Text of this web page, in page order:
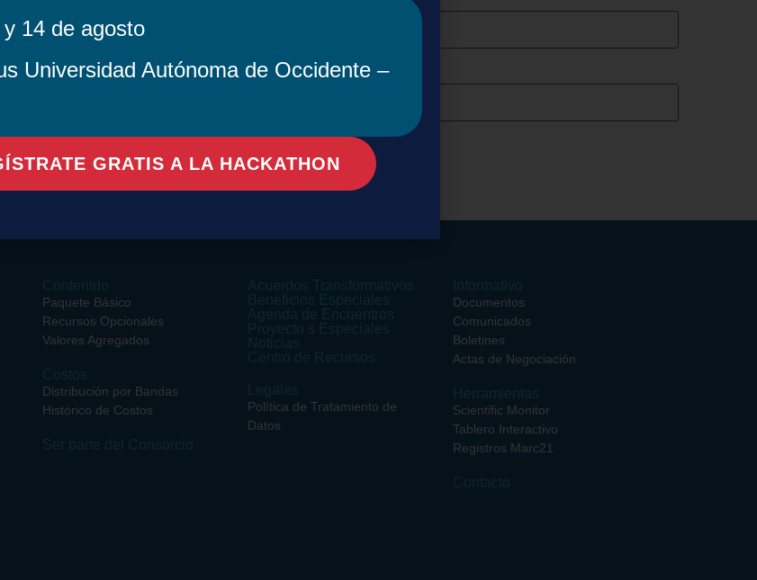
para la próxima vez que comente.
Paquete Básico
Recursos Opcionales
Valores Agregados
Distribución por Bandas
Histórico de Costos
Política de Tratamiento de
Datos
Documentos
Comunicados
Boletines
Actas de Negociación
Scientific Monitor
Tablero Interactivo
Registros Marc21
14 de agosto
Universidad Autónoma de Occidente –
GRATIS A LA HACKATHON